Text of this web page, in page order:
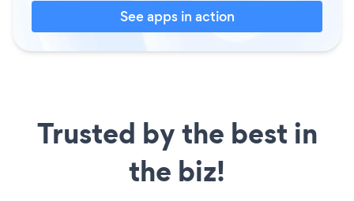
See apps in action
Trusted by the best in
the biz!